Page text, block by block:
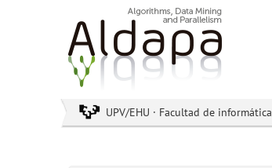
UPV/EHU · Facultad de informática